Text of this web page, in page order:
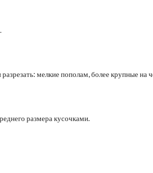
мелкие пополам, более крупные на
размера кусочками.